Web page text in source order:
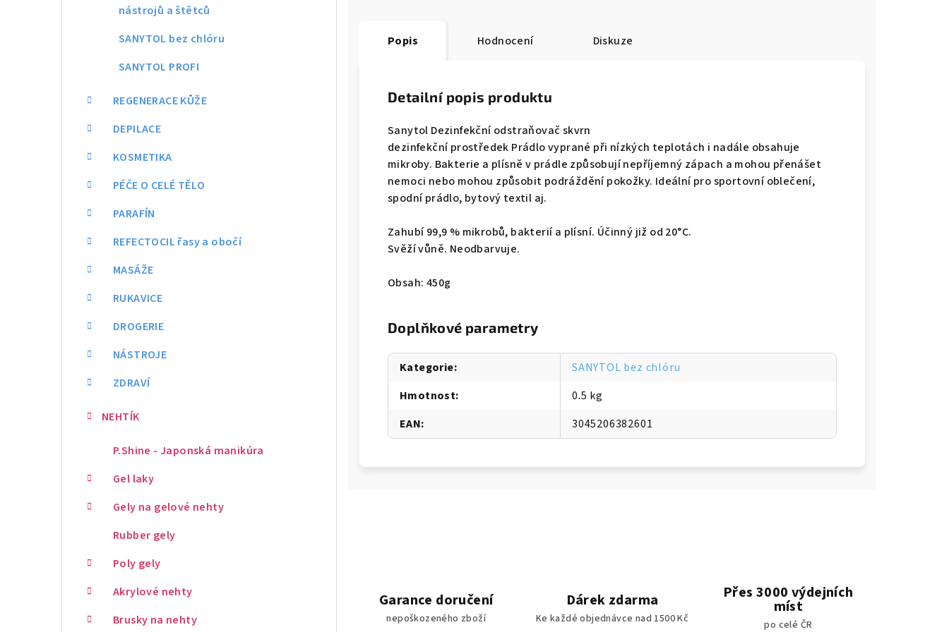
nástrojů a štětců
SANYTOL bez chlóru
SANYTOL PROFI
REGENERACE KŮŽE
DEPILACE
KOSMETIKA
PÉČE O CELÉ TĚLO
PARAFÍN
REFECTOCIL řasy a obočí
MASÁŽE
RUKAVICE
DROGERIE
NÁSTROJE
ZDRAVÍ
NEHTÍK
P.Shine - Japonská manikúra
Gel laky
Gely na gelové nehty
Rubber gely
Poly gely
Akrylové nehty
Brusky na nehty
Popis Hodnocení Diskuze
Detailní popis produktu
Sanytol Dezinfekční odstraňovač skvrn
dezinfekční prostředek Prádlo vyprané při nízkých teplotách i nadále obsahuje
mikroby. Bakterie a plísně v prádle způsobují nepříjemný zápach a mohou přenášet
nemoci nebo mohou způsobit podráždění pokožky. Ideální pro sportovní oblečení,
spodní prádlo, bytový textil aj.
Zahubí 99,9 % mikrobů, bakterií a plísní. Účinný již od 20°C.
Svěží vůně. Neodbarvuje.
Obsah: 450g
Doplňkové parametry
Kategorie:
SANYTOL bez chlóru
Hmotnost:
0.5 kg
EAN: 3045206382601
Garance doručení
nepoškozeného zboží
Dárek zdarma
Ke každé objednávce nad 1500 Kč
Přes 3000 výdejních
míst
po celé ČR